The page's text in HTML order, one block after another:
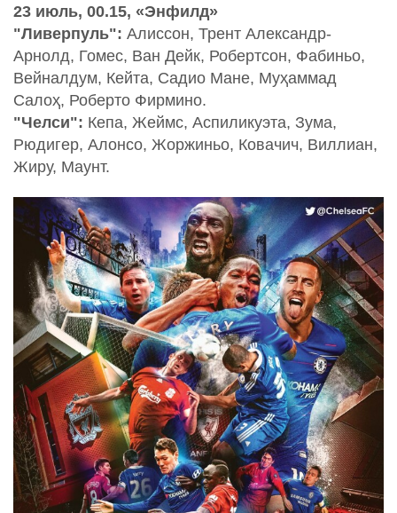
23 июль, 00.15, «Энфилд»
"Ливерпуль": Алиссон, Трент Александр-
Арнолд, Гомес, Ван Дейк, Робертсон, Фабиньо,
Вейналдум, Кейта, Садио Мане, Муҳаммад
Салоҳ, Роберто Фирмино.
"Челси": Кепа, Жеймс, Аспиликуэта, Зума,
Рюдигер, Алонсо, Жоржиньо, Ковачич, Виллиан,
Жиру, Маунт.